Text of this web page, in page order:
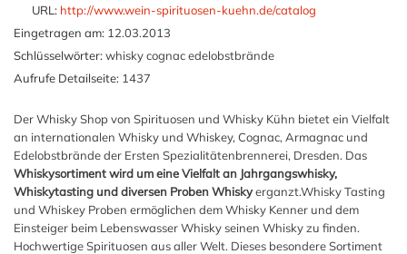
URL: http://www.wein-spirituosen-kuehn.de/catalog
Eingetragen am: 12.03.2013
Schlüsselwörter: whisky cognac edelobstbrände
Aufrufe Detailseite: 1437
Der Whisky Shop von Spirituosen und Whisky Kühn bietet ein Vielfalt
an internationalen Whisky und Whiskey, Cognac, Armagnac und
Edelobstbrände der Ersten Spezialitätenbrennerei, Dresden. Das
Whiskysortiment wird um eine Vielfalt an Jahrgangswhisky,
Whiskytasting und diversen Proben Whiskyerganzt.Whisky Tasting
und Whiskey Proben ermöglichen dem Whisky Kenner und dem
Einsteiger beim Lebenswasser Whisky seinen Whisky zu finden.
Hochwertige Spirituosen aus aller Welt. Dieses besondere Sortiment